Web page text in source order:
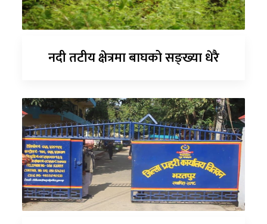
नदी तटीय क्षेत्रमा बाघको सङ्ख्या धेरै